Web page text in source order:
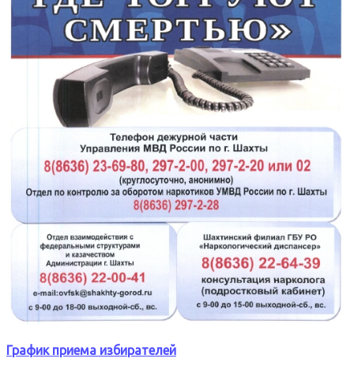
График приема избирателей